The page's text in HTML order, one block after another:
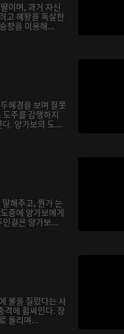
이며, 과거 자신
고 혜왕을 독살한
향을 이용해...
혜경을 보며 잘못
주를 감행하지
. 양가보의 도...
해주고, 뭔가 눈
중에 양가보에게
인걸은 양가보...
불을 질렀다는 사
격에 휩싸인다. 장
돌리며...